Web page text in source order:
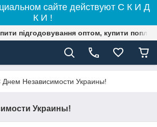
сайте действуют С К И Д
К И !
підгодовування оптом, купити
Днем Независимости Украины!
Украины!